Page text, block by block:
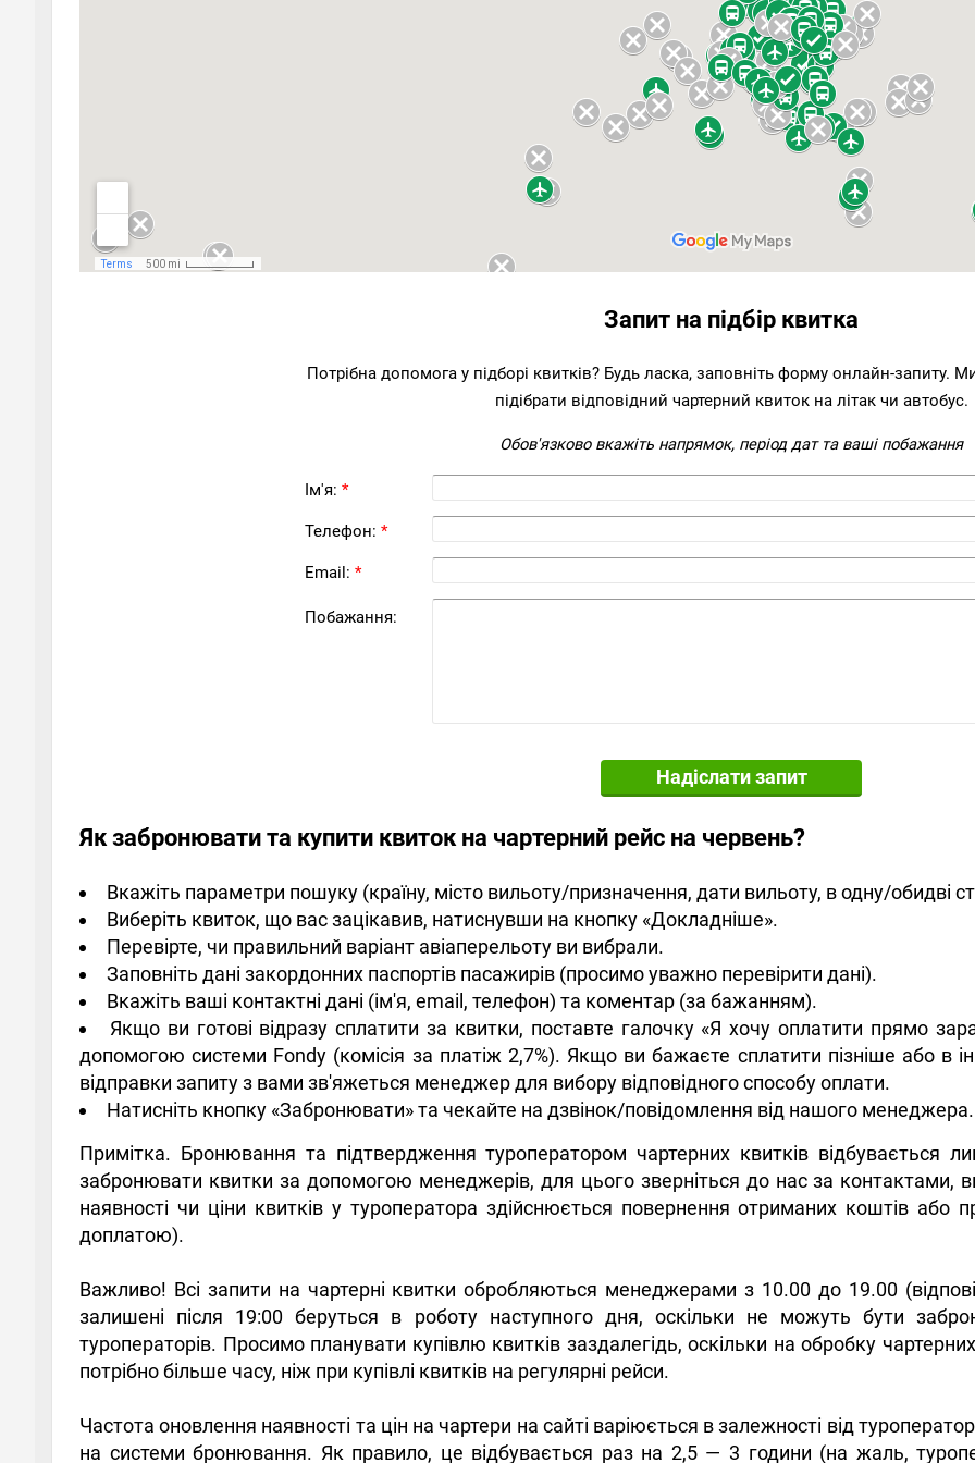
Запит на підбір квитка
Потрібна допомога у підборі квитків? Будь ласка, заповніть форму онлайн-запиту.
підібрати відповідний чартерний квиток на літак чи автобус.
Обов'язково вкажіть напрямок, період дат та ваші побажання
Ім'я: *
Телефон: *
Email: *
Побажання:
Надіслати запит
Як забронювати та купити квиток на чартерний рейс на червень?
Вкажіть параметри пошуку (країну, місто вильоту/призначення, дати вильоту, в одну/обидві
Виберіть квиток, що вас зацікавив, натиснувши на кнопку «Докладніше».
Перевірте, чи правильний варіант авіаперельоту ви вибрали.
Заповніть дані закордонних паспортів пасажирів (просимо уважно перевірити дані).
Вкажіть ваші контактні дані (ім'я, email, телефон) та коментар (за бажанням).
Якщо ви готові відразу сплатити за квитки, поставте галочку «Я хочу оплатити прямо
допомогою системи Fondy (комісія за платіж 2,7%). Якщо ви бажаєте сплатити пізніше або в
відправки запиту з вами зв'яжеться менеджер для вибору відповідного способу оплати.
Натисніть кнопку «Забронювати» та чекайте на дзвінок/повідомлення від нашого менеджера.
Примітка. Бронювання та підтвердження туроператором чартерних квитків відбувається
забронювати квитки за допомогою менеджерів, для цього зверніться до нас за контактами,
наявності чи ціни квитків у туроператора здійснюється повернення отриманих коштів або
доплатою).
Важливо! Всі запити на чартерні квитки обробляються менеджерами з 10.00 до 19.00
залишені після 19:00 беруться в роботу наступного дня, оскільки не можуть бути
туроператорів. Просимо планувати купівлю квитків заздалегідь, оскільки на обробку
потрібно більше часу, ніж при купівлі квитків на регулярні рейси.
Частота оновлення наявності та цін на чартери на сайті варіюється в залежності від
на системи бронювання. Як правило, це відбувається раз на 2,5 — 3 години (на жаль,